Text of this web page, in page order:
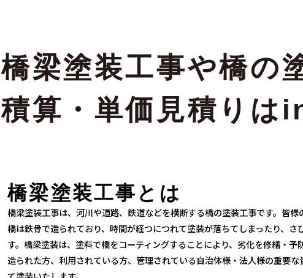
橋梁塗装工事や橋の
積算・ 単価見積りは
橋梁塗装工事とは
橋梁塗装工事は、河川や道路、鉄道などを横断する橋の塗装工事です。皆様
橋は鉄骨で造られており、時間が経つにつれて塗装が落ちてしまったり、
す。橋梁塗装は、塗料で橋をコーティングすることにより、劣化を修繕・予
造られた方、利用されている方、管理されている自治体様・法人様の重要